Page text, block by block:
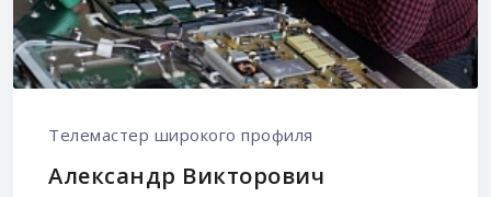
Телемастер широкого профиля
Александр Викторович